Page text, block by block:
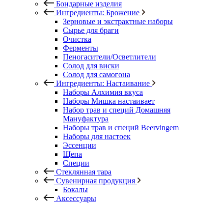
Бондарные изделия
Ингредиенты: Брожение
Зерновые и экстрактные наборы
Сырье для браги
Очистка
Ферменты
Пеногасители/Осветлители
Солод для виски
Солод для самогона
Ингредиенты: Настаивание
Наборы Алхимия вкуса
Наборы Мишка настаивает
Набор трав и специй Домашняя
Мануфактура
Наборы трав и специй Beervingem
Наборы для настоек
Эссенции
Щепа
Специи
Стеклянная тара
Сувенирная продукция
Бокалы
Аксессуары